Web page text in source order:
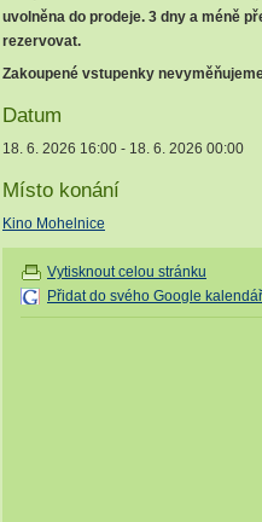
uvolněna do prodeje. 3 dny a méně
rezervovat.
Zakoupené vstupenky
Datum
18. 6. 2026 16:00 - 18. 6. 2026 00:00
Místo konání
Kino Mohelnice
Vytisknout celou stránku
Přidat do svého Google